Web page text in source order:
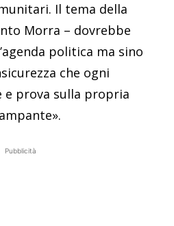
Il tema della
Morra – dovrebbe
politica ma sino
che ogni
prova sulla propria
Pubblicità